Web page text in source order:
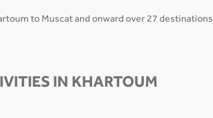
to Muscat and onward over 27
IN KHARTOUM